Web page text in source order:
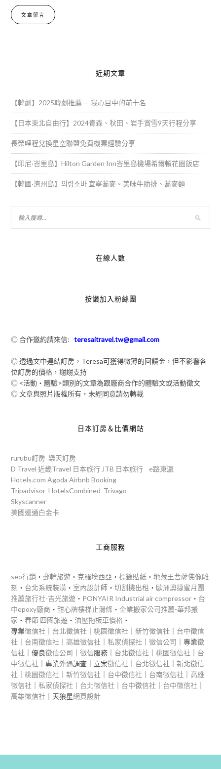
近期文章
【韓劇】2025韓劇推薦 — 我心目中的前十名
【日本東北自由行】2024青森、秋田、岩手賞雪9天行程分享
長榮哩程兌換星空聯盟免費機票經驗分享
【印尼·峇里島】Hilton Garden Inn峇里島機場希爾頓花園飯店
【韓國·濟州島】의령소바 宜寧蕎麥。美味牛肋排、蕎麥麵
在線人數
按讚加入粉絲團
◎ 合作邀約請來信:teresaitravel.tw@gmail.com
◎ 透過文中連結訂房，Teresa可獲得微薄的回饋金，但不影響各
位訂房的價格，謝謝支持
◎ <活動‧體驗>類別的文章為跟廠商合作的體驗文或活動徵文
◎ 文章與照片版權所有，未經同意請勿轉載
日本訂房＆比價網站
rurubu訂房 樂天訂房
D Travel 近畿Travel 日本旅行 JTB 日本旅行
e路東瀛
Hotels.com Agoda Airbnb Booking
Tripadvisor HotelsCombined Trivago
Skyscanner
美國運通白金卡
工商服務
seo行銷 ‧郵輪旅遊 ‧ 克羅埃西亞 ‧標籤貼紙 ‧地藏王菩薩佛像雕
刻 ‧ 台北系統裝潢 ‧ 室內設計師 ‧切割機出租 ‧歐洲奧捷蜜月團
推薦旅行社-吉光旅遊 ‧ PONYAIR Industrial air compressor ‧ 台
中epoxy廠商 ‧甜心牌樓梯止滑條 ‧企業搬家公司推薦-華邦搬
家 ‧春節 四國旅遊 ‧ 油壓拖板車價格 ‧
專業徵信社 台北徵信社 ｜桃園徵信社 ｜新竹徵信社
台中徵信
社
台南徵信社 高雄徵信社 ｜私家偵探社 ｜徵信公司 ｜專業徵
信社 ｜優良徵信公司 ｜徵信服務｜ 台北徵信社 ｜桃園徵信社
台
中徵信社 ｜專業外遇調查｜立案徵信社 台北徵信社 ｜新北徵信
社 ｜桃園徵信社 ｜新竹徵信社 台中徵信社 台南徵信社
高雄
徵信社 ｜私家偵探社 台北徵信社 台中徵信社 台中徵信社
高雄徵信社 ｜天狼星網頁設計